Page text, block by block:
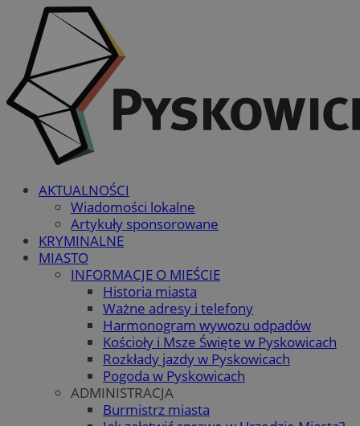
AKTUALNOŚCI
Wiadomości lokalne
Artykuły sponsorowane
KRYMINALNE
MIASTO
INFORMACJE O MIEŚCIE
Historia miasta
Ważne adresy i telefony
Harmonogram wywozu odpadów
Kościoły i Msze Święte w Pyskowicach
Rozkłady jazdy w Pyskowicach
Pogoda w Pyskowicach
ADMINISTRACJA
Burmistrz miasta